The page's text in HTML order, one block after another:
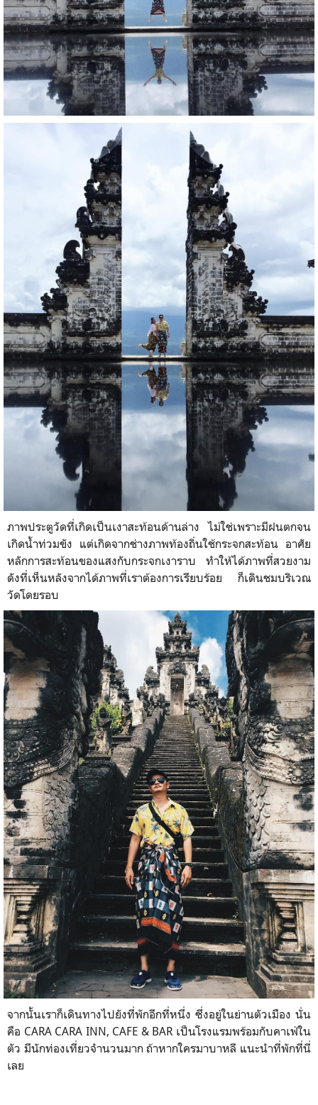
ภาพประตูวัดที่เกิดเป็นเงาสะท้อนด้านล่าง ไม่ใช่เพราะมีฝนตกจน
เกิดน้ำท่วมขัง แต่เกิดจากช่างภาพท้องถิ่นใช้กระจกสะท้อน อาศัย
หลักการสะท้อนของแสงกับกระจกเงาราบ ทำให้ได้ภาพที่สวยงาม
ดังที่เห็นหลังจากได้ภาพที่เราต้องการเรียบร้อย ก็เดินชมบริเวณ
วัดโดยรอบ
จากนั้นเราก็เดินทางไปยังที่พักอีกที่หนึ่ง ซึ่งอยู่ในย่านตัวเมือง นั่น
คือ CARA CARA INN, CAFE & BAR เป็นโรงแรมพร้อมกับคาเฟ่ใน
ตัว มีนักท่องเที่ยวจำนวนมาก ถ้าหากใครมาบาหลี แนะนำที่พักที่นี่
เลย